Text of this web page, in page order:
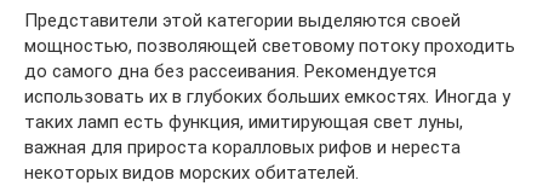
Представители этой категории выделяются своей
мощностью, позволяющей световому потоку проходить
до самого дна без рассеивания. Рекомендуется
использовать их в глубоких больших емкостях. Иногда у
таких ламп есть функция, имитирующая свет луны,
важная для прироста коралловых рифов и нереста
некоторых видов морских обитателей.